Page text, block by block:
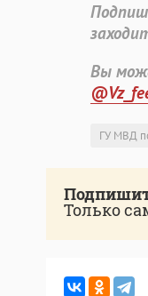
Вы
ГУ МВД
Только